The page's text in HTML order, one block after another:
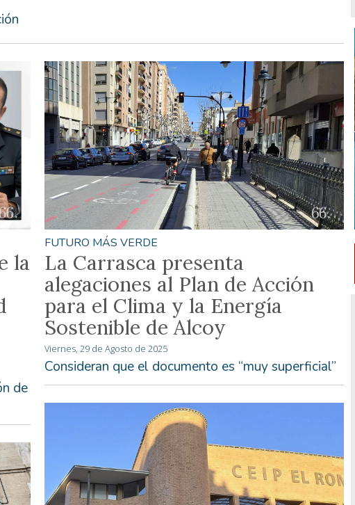
la
de
FUTURO MÁS VERDE
La Carrasca presenta
alegaciones al Plan de Acción
para el Clima y la Energía
Sostenible de Alcoy
Viernes, 29 de Agosto de 2025
Consideran que el documento es “muy superficial”